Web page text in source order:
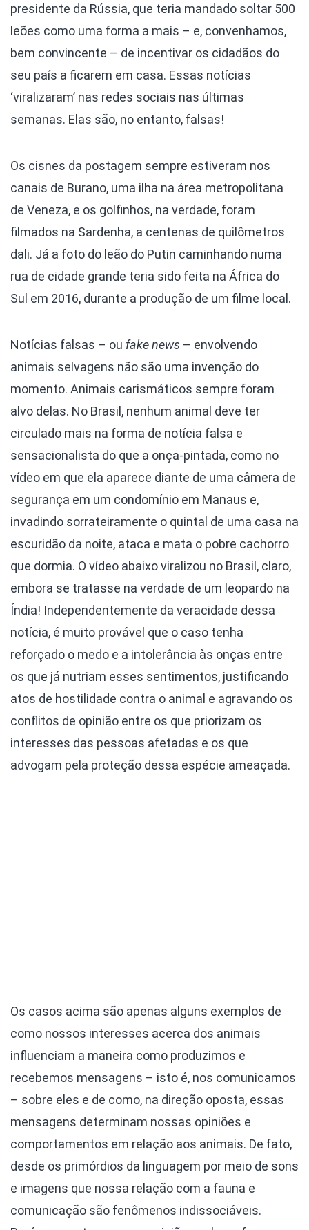
presidente da Rússia, que teria mandado soltar 500
leões como uma forma a mais – e, convenhamos,
bem convincente – de incentivar os cidadãos do
seu país a ficarem em casa. Essas notícias
‘viralizaram’ nas redes sociais nas últimas
semanas. Elas são, no entanto, falsas!
Os cisnes da postagem sempre estiveram nos
canais de Burano, uma ilha na área metropolitana
de Veneza, e os golfinhos, na verdade, foram
filmados na Sardenha, a centenas de quilômetros
dali. Já a foto do leão do Putin caminhando numa
rua de cidade grande teria sido feita na África do
Sul em 2016, durante a produção de um filme local.
Notícias falsas – ou fake news – envolvendo
animais selvagens não são uma invenção do
momento. Animais carismáticos sempre foram
alvo delas. No Brasil, nenhum animal deve ter
circulado mais na forma de notícia falsa e
sensacionalista do que a onça-pintada, como no
vídeo em que ela aparece diante de uma câmera de
segurança em um condomínio em Manaus e,
invadindo sorrateiramente o quintal de uma casa na
escuridão da noite, ataca e mata o pobre cachorro
que dormia. O vídeo abaixo viralizou no Brasil, claro,
embora se tratasse na verdade de um leopardo na
Índia! Independentemente da veracidade dessa
notícia, é muito provável que o caso tenha
reforçado o medo e a intolerância às onças entre
os que já nutriam esses sentimentos, justificando
atos de hostilidade contra o animal e agravando os
conflitos de opinião entre os que priorizam os
interesses das pessoas afetadas e os que
advogam pela proteção dessa espécie ameaçada.
Os casos acima são apenas alguns exemplos de
como nossos interesses acerca dos animais
influenciam a maneira como produzimos e
recebemos mensagens – isto é, nos comunicamos
– sobre eles e de como, na direção oposta, essas
mensagens determinam nossas opiniões e
comportamentos em relação aos animais. De fato,
desde os primórdios da linguagem por meio de sons
e imagens que nossa relação com a fauna e
comunicação são fenômenos indissociáveis.